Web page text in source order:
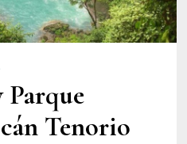
Parque
Tenorio